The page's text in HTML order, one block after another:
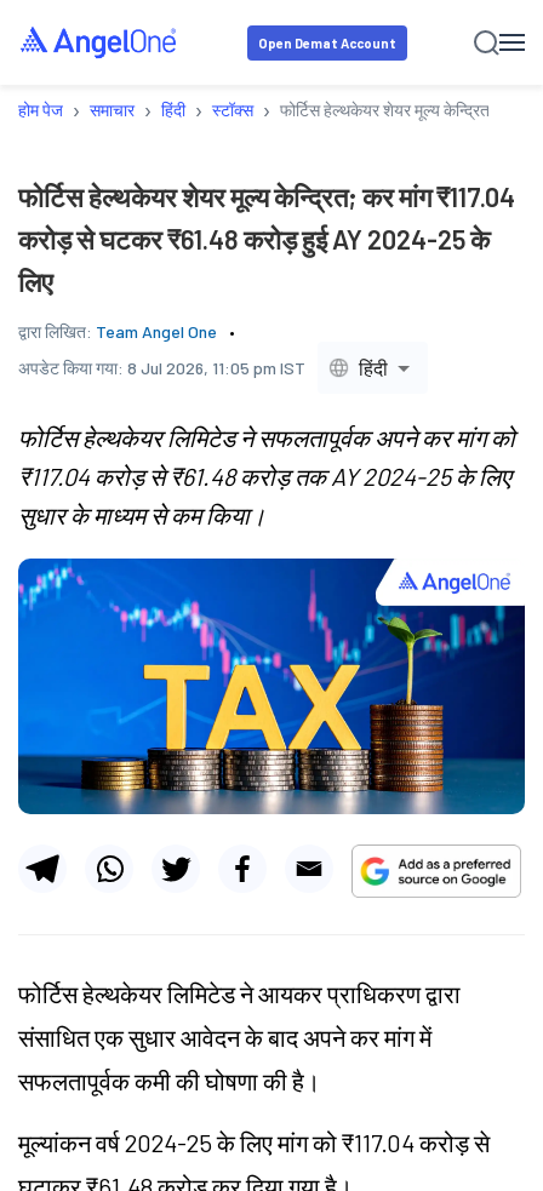
Open Demat Account
होम पेज › समाचार › हिंदी › स्टॉक्स › फोर्टिस हेल्थकेयर शेयर मूल्य केन्द्रित; कर
फोर्टिस हेल्थकेयर शेयर मूल्य केन्द्रित; कर मांग ₹117.04
करोड़ से घटकर ₹61.48 करोड़ हुई AY 2024-25 के
लिए
द्वारा लिखित: Team Angel One
अपडेट किया गया: 8 Jul 2026, 11:05 pm IST हिंदी
फोर्टिस हेल्थकेयर लिमिटेड ने सफलतापूर्वक अपने कर मांग को
₹117.04 करोड़ से ₹61.48 करोड़ तक AY 2024-25 के लिए
सुधार के माध्यम से कम किया।
फोर्टिस हेल्थकेयर लिमिटेड ने आयकर प्राधिकरण द्वारा
संसाधित एक सुधार आवेदन के बाद अपने कर मांग में
सफलतापूर्वक कमी की घोषणा की है।
मूल्यांकन वर्ष 2024-25 के लिए मांग को ₹117.04 करोड़ से